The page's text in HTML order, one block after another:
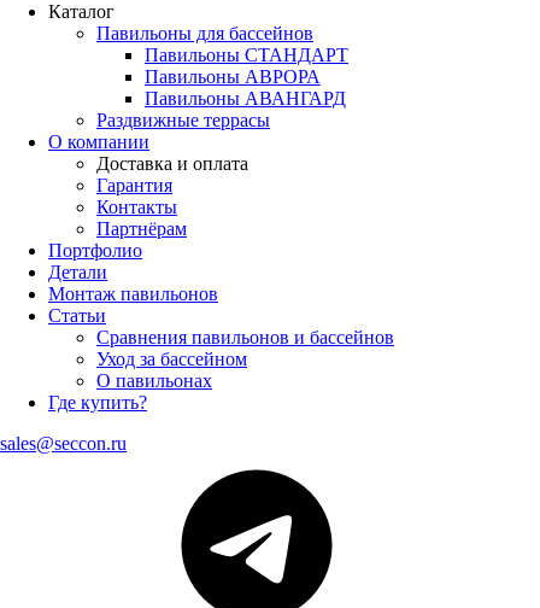
Каталог
Павильоны для бассейнов
Павильоны СТАНДАРТ
Павильоны АВРОРА
Павильоны АВАНГАРД
Раздвижные террасы
О компании
Доставка и оплата
Гарантия
Контакты
Партнёрам
Портфолио
Детали
Монтаж павильонов
Статьи
Сравнения павильонов и бассейнов
Уход за бассейном
О павильонах
Где купить?
sales@seccon.ru